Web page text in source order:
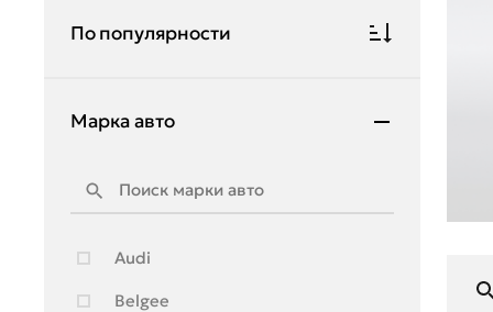
По популярности
Марка авто
Audi
Belgee